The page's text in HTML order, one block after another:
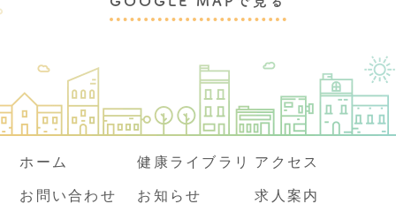
ホーム 健康ライブラリ アクセス
お問い合わせ お知らせ 求人案内